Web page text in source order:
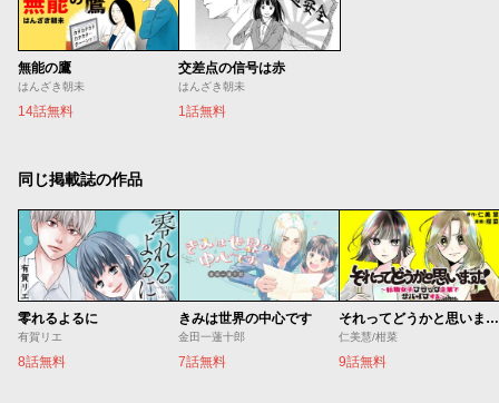
無能の鷹
はんざき朝未
14話無料
交差点の信号は赤
はんざき朝未
1話無料
同じ掲載誌の作品
零れるよるに
有賀リエ
8話無料
きみは世界の中心です
金田一蓮十郎
7話無料
それってどうかと思います！～転職女子、ブラック企業でサバイブする。～
仁美慧/柑菜
9話無料